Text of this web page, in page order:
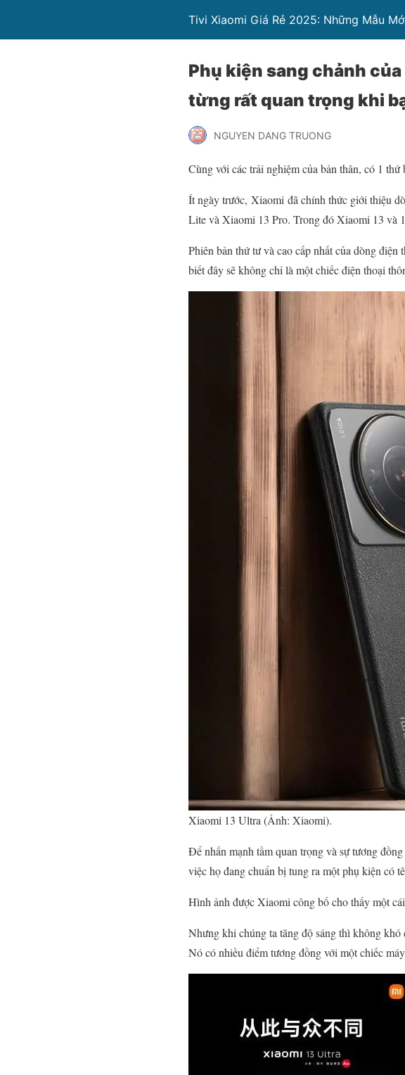
Tivi Xiaomi Giá Rẻ 2025: Những Mẫu
Phụ kiện sang chảnh
từng rất quan trọng khi
NGUYEN DANG TRUONG
Cùng với các trải nghiệm của bản thân, có 1
Ít ngày trước, Xiaomi đã chính thức giới thiệu
Lite và Xiaomi 13 Pro. Trong đó Xiaomi 13 và
Phiên bản thứ tư và cao cấp nhất của dòng
biết đây sẽ không chỉ là một chiếc điện thoại
Xiaomi 13 Ultra (Ảnh: Xiaomi).
Để nhấn mạnh tầm quan trọng và sự tương
việc họ đang chuẩn bị tung ra một phụ kiện có
Hình ảnh được Xiaomi công bố cho thấy một
Nhưng khi chúng ta tăng độ sáng thì không
Nó có nhiều điểm tương đồng với một chiếc